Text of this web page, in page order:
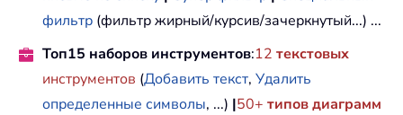
фильтр (фильтр жирный/курсив/зачеркнутый...) ...
Топ15 наборов инструментов:12 текстовых
инструментов (Добавить текст, Удалить
определенные символы, ...) |50+ типов диаграмм